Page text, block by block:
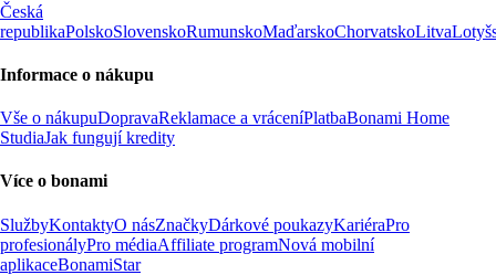
Česká
republikaPolskoSlovenskoRumunskoMaďarskoChorvatskoLitva
Informace o nákupu
Vše o nákupuDopravaReklamace a vráceníPlatbaBonami Home
StudiaJak fungují kredity
Více o bonami
SlužbyKontaktyO násZnačkyDárkové poukazyKariéraPro
profesionályPro médiaAffiliate programNová mobilní
aplikaceBonamiStar